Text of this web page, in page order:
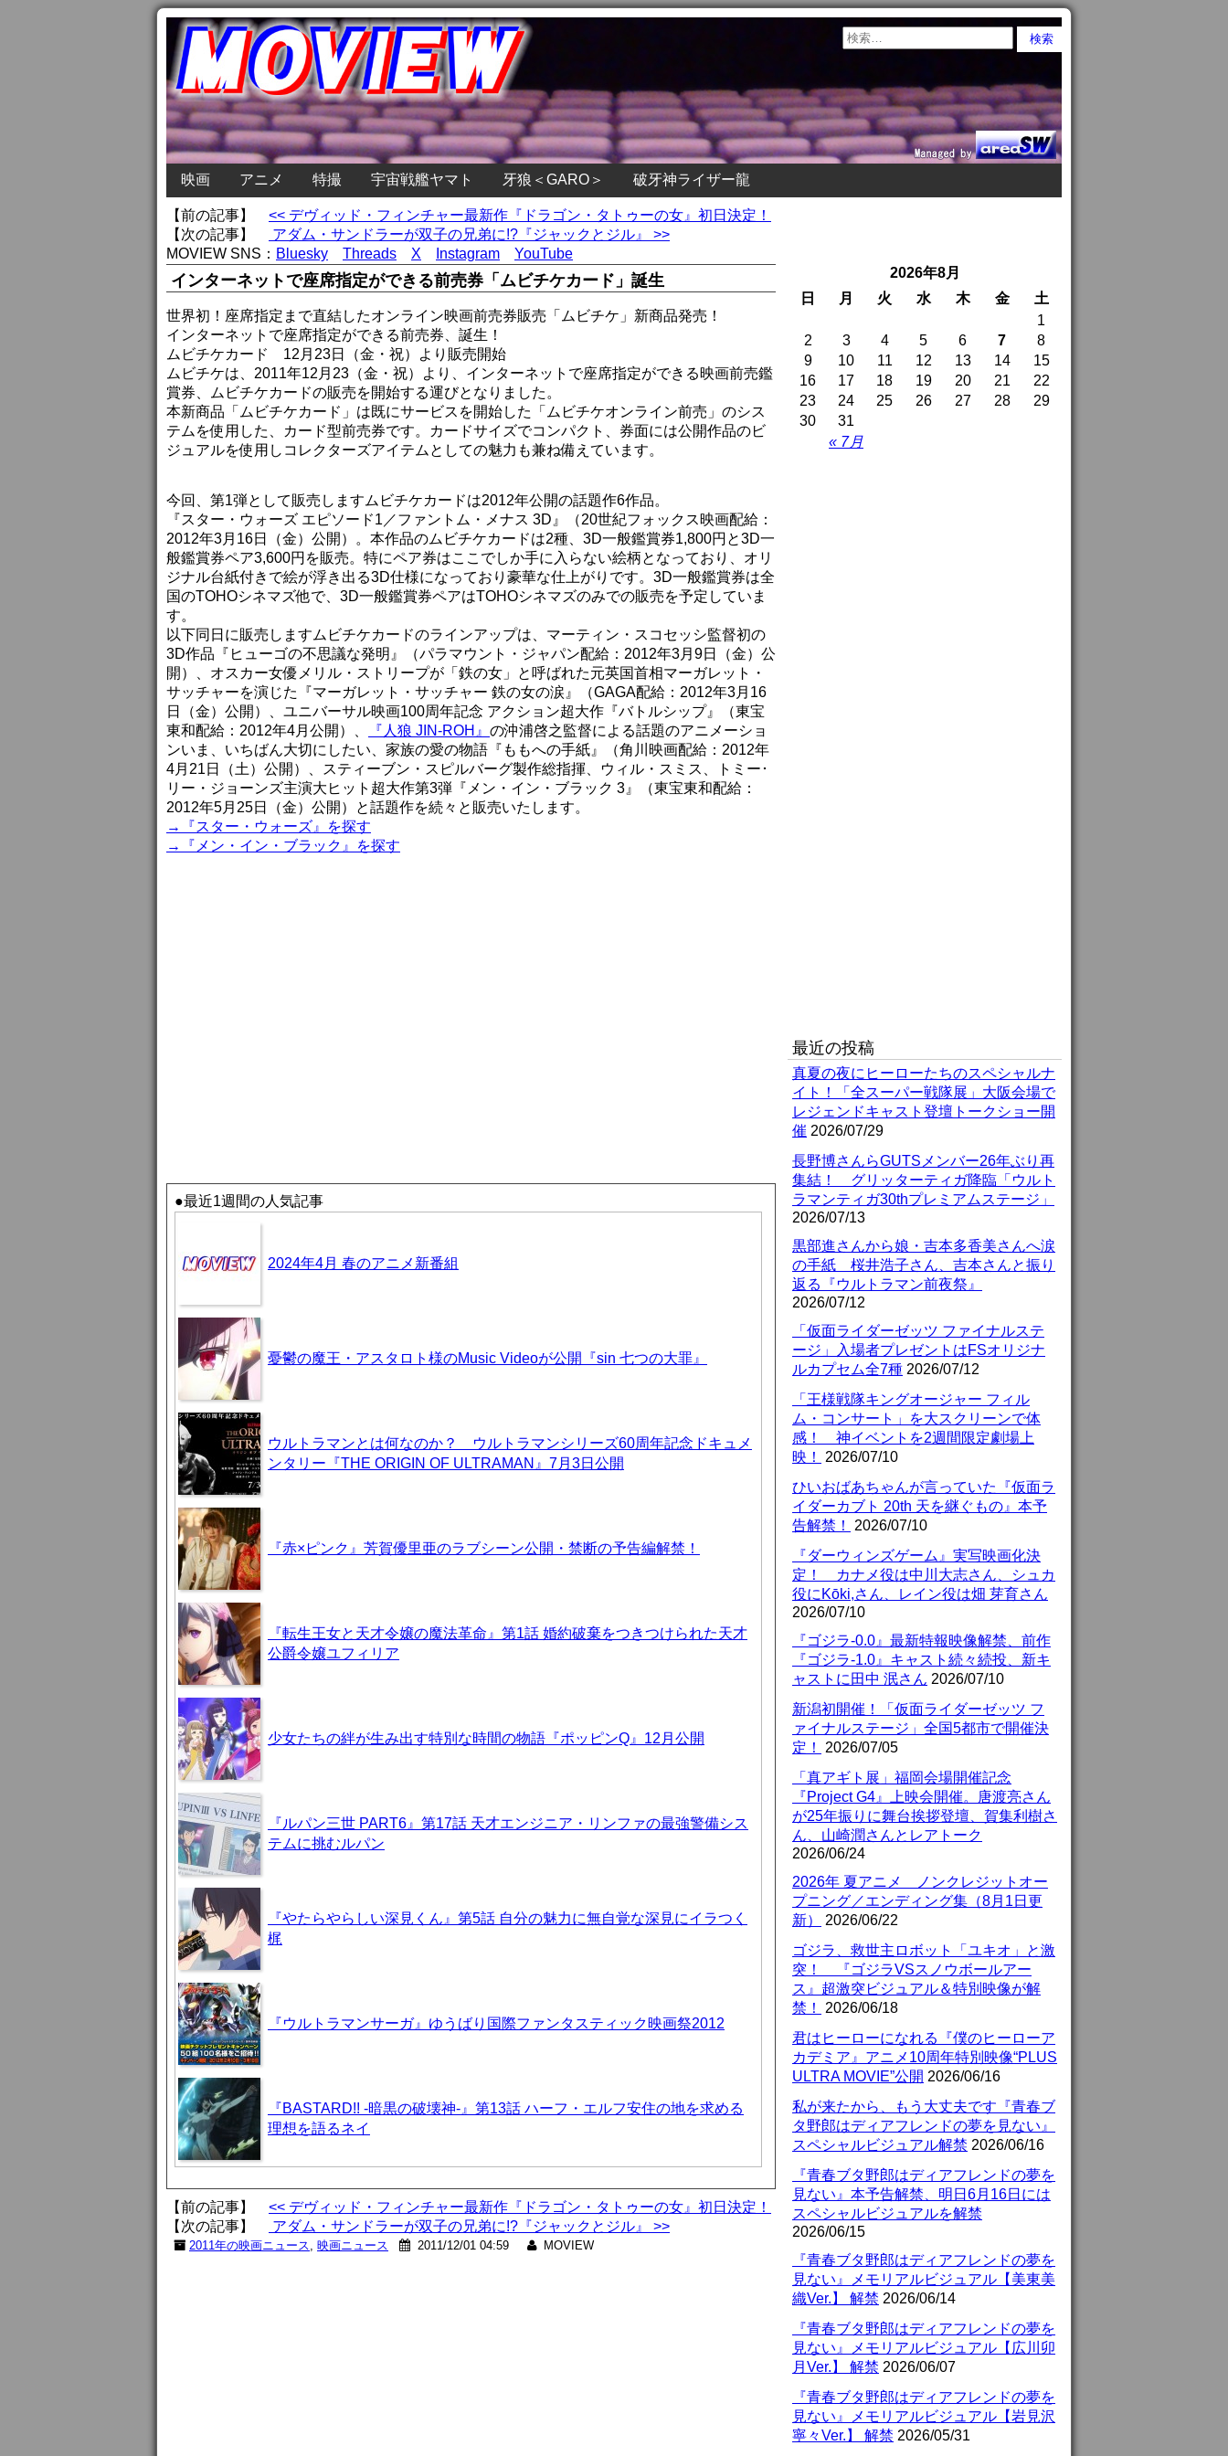
映画 アニメ 特撮 宇宙戦艦ヤマト 牙狼＜GARO＞ 破牙神ライザー龍
【前の記事】 << デヴィッド・フィンチャー最新作『ドラゴン・タトゥーの女』初日決定！
【次の記事】
アダム・サンドラーが双子の兄弟に!?『ジャックとジル』 >>
MOVIEW SNS： Bluesky Threads X Instagram YouTube
インターネットで座席指定ができる前売券「ムビチケカード」誕生
世界初！座席指定まで直結したオンライン映画前売券販売「ムビチケ」新商品発売！
インターネットで座席指定ができる前売券、誕生！
ムビチケカード 12月23日（金・祝）より販売開始
ムビチケは、2011年12月23（金・祝）より、インターネットで座席指定ができる映画前売鑑
賞券、ムビチケカードの販売を開始する運びとなりました。
本新商品「ムビチケカード」は既にサービスを開始した「ムビチケオンライン前売」のシス
テムを使用した、カード型前売券です。カードサイズでコンパクト、券面には公開作品のビ
ジュアルを使用しコレクターズアイテムとしての魅力も兼ね備えています。
今回、第1弾として販売しますムビチケカードは2012年公開の話題作6作品。
『スター・ウォーズ エピソード1／ファントム・メナス 3D』（20世紀フォックス映画配給：
2012年3月16日（金）公開）。本作品のムビチケカードは2種、3D一般鑑賞券1,800円と3D一
般鑑賞券ペア3,600円を販売。特にペア券はここでしか手に入らない絵柄となっており、オリ
ジナル台紙付きで絵が浮き出る3D仕様になっており豪華な仕上がりです。3D一般鑑賞券は全
国のTOHOシネマズ他で、3D一般鑑賞券ペアはTOHOシネマズのみでの販売を予定していま
す。
以下同日に販売しますムビチケカードのラインアップは、マーティン・スコセッシ監督初の
3D作品『ヒューゴの不思議な発明』（パラマウント・ジャパン配給：2012年3月9日（金）公
開）、オスカー女優メリル・ストリープが「鉄の女」と呼ばれた元英国首相マーガレット・
サッチャーを演じた『マーガレット・サッチャー 鉄の女の涙』（GAGA配給：2012年3月16
日（金）公開）、ユニバーサル映画100周年記念 アクション超大作『バトルシップ』（東宝
東和配給：2012年4月公開）、
『人狼 JIN-ROH』 の沖浦啓之監督による話題のアニメーショ
ンいま、いちばん大切にしたい、家族の愛の物語『ももへの手紙』（角川映画配給：2012年
4月21日（土）公開）、スティーブン・スピルバーグ製作総指揮、ウィル・スミス、トミー･
リー・ジョーンズ主演大ヒット超大作第3弾『メン・イン・ブラック 3』（東宝東和配給：
2012年5月25日（金）公開）と話題作を続々と販売いたします。
→『スター・ウォーズ』を探す
→『メン・イン・ブラック』を探す
●最近1週間の人気記事
2024年4月 春のアニメ新番組
憂鬱の魔王・アスタロト様のMusic Videoが公開『sin 七つの大罪』
ウルトラマンとは何なのか？ ウルトラマンシリーズ60周年記念ドキュメ
ンタリー『THE ORIGIN OF ULTRAMAN』7月3日公開
『赤×ピンク』芳賀優里亜のラブシーン公開・禁断の予告編解禁！
『転生王女と天才令嬢の魔法革命』第1話 婚約破棄をつきつけられた天才
公爵令嬢ユフィリア
少女たちの絆が生み出す特別な時間の物語『ポッピンQ』12月公開
『ルパン三世 PART6』第17話 天才エンジニア・リンファの最強警備シス
テムに挑むルパン
『やたらやらしい深見くん』第5話 自分の魅力に無自覚な深見にイラつく
梶
『ウルトラマンサーガ』ゆうばり国際ファンタスティック映画祭2012
『BASTARD!! -暗黒の破壊神-』第13話 ハーフ・エルフ安住の地を求める
理想を語るネイ
【前の記事】 << デヴィッド・フィンチャー最新作『ドラゴン・タトゥーの女』初日決定！
【次の記事】
アダム・サンドラーが双子の兄弟に!?『ジャックとジル』 >>
2011年の映画ニュース, 映画ニュース 2011/12/01 04:59 MOVIEW
2026年8月
日
月 火 水 木 金 土
« 7月
1
2
3 4 5 6 7
8
9
10 11 12 13 14
15
16
17 18 19 20 21
22
23
24 25 26 27 28
29
30
31
最近の投稿
真夏の夜にヒーローたちのスペシャルナ
イト！「全スーパー戦隊展」大阪会場で
レジェンドキャスト登壇トークショー開
催 2026/07/29
長野博さんらGUTSメンバー26年ぶり再
集結！ グリッターティガ降臨「ウルト
ラマンティガ30thプレミアムステージ」
2026/07/13
黒部進さんから娘・吉本多香美さんへ涙
の手紙 桜井浩子さん、吉本さんと振り
返る『ウルトラマン前夜祭』
2026/07/12
「仮面ライダーゼッツ ファイナルステ
ージ」入場者プレゼントはFSオリジナ
ルカプセム全7種 2026/07/12
「王様戦隊キングオージャー フィル
ム・コンサート」を大スクリーンで体
感！ 神イベントを2週間限定劇場上
映！
2026/07/10
ひいおばあちゃんが言っていた『仮面ラ
イダーカブト 20th 天を継ぐもの』本予
告解禁！
2026/07/10
『ダーウィンズゲーム』実写映画化決
定！ カナメ役は中川大志さん、シュカ
役にKōki,さん、レイン役は畑 芽育さん
2026/07/10
『ゴジラ-0.0』最新特報映像解禁、前作
『ゴジラ-1.0』キャスト続々続投、新キ
ャストに田中 泯さん 2026/07/10
新潟初開催！「仮面ライダーゼッツ フ
ァイナルステージ」全国5都市で開催決
定！
2026/07/05
「真アギト展」福岡会場開催記念
『Project G4』上映会開催。唐渡亮さん
が25年振りに舞台挨拶登壇、賀集利樹さ
ん、山崎潤さんとレアトーク
2026/06/24
2026年 夏アニメ ノンクレジットオー
プニング／エンディング集（8月1日更
新）
2026/06/22
ゴジラ、救世主ロボット「ユキオ」と激
突！ 『ゴジラVSスノウボールアー
ス』超激突ビジュアル＆特別映像が解
禁！
2026/06/18
君はヒーローになれる『僕のヒーローア
カデミア』アニメ10周年特別映像“PLUS
ULTRA MOVIE”公開 2026/06/16
私が来たから、もう大丈夫です『青春ブ
タ野郎はディアフレンドの夢を見ない』
スペシャルビジュアル解禁 2026/06/16
『青春ブタ野郎はディアフレンドの夢を
見ない』本予告解禁、明日6月16日には
スペシャルビジュアルを解禁
2026/06/15
『青春ブタ野郎はディアフレンドの夢を
見ない』メモリアルビジュアル【美東美
織Ver.】 解禁 2026/06/14
『青春ブタ野郎はディアフレンドの夢を
見ない』メモリアルビジュアル【広川卯
月Ver.】 解禁 2026/06/07
『青春ブタ野郎はディアフレンドの夢を
見ない』メモリアルビジュアル【岩見沢
寧々Ver.】 解禁 2026/05/31